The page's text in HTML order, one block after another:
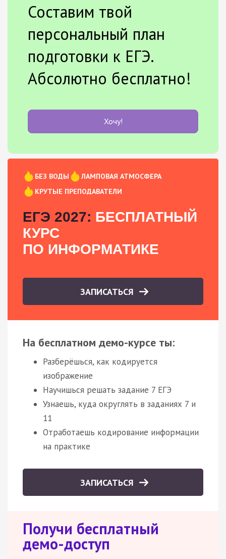
Составим твой
персональный план
подготовки к ЕГЭ.
Абсолютно бесплатно!
Хочу!
БЕЗ ВОДЫ
ЛАМПОВАЯ АТМОСФЕРА
КРУТЫЕ ПРЕПОДАВАТЕЛИ
ЕГЭ 2027: БЕСПЛАТНЫЙ
КУРС
ПО ИНФОРМАТИКЕ
ЗАПИСАТЬСЯ
На бесплатном демо-курсе ты:
Разберёшься, как кодируется
изображение
Научишься решать задание 7 ЕГЭ
Узнаешь, куда округлять в заданиях 7 и
11
Отработаешь кодирование информации
на практике
ЗАПИСАТЬСЯ
Получи бесплатный
демо-доступ